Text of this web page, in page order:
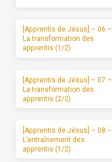
[Apprentis de Jésus] – 06 –
La transformation des
apprentis (1/2)
[Apprentis de Jésus] – 07 –
La transformation des
apprentis (2/2)
[Apprentis de Jésus] – 08 –
L’entraînement des
apprentis (1/2)